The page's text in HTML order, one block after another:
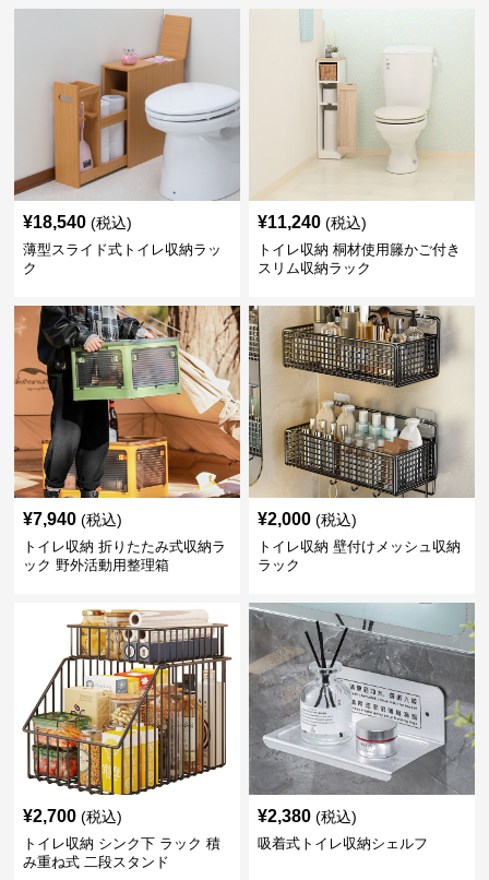
¥18,540 (税込)
薄型スライド式トイレ収納ラッ
ク
¥11,240 (税込)
トイレ収納 桐材使用籐かご付き
スリム収納ラック
¥7,940 (税込)
トイレ収納 折りたたみ式収納ラ
ック 野外活動用整理箱
¥2,000 (税込)
トイレ収納 壁付けメッシュ収納
ラック
¥2,700 (税込)
トイレ収納 シンク下 ラック 積
み重ね式 二段スタンド
¥2,380 (税込)
吸着式トイレ収納シェルフ